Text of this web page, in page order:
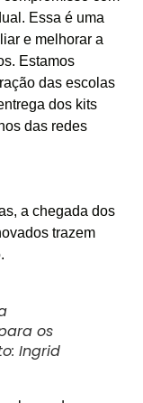
Essa é uma
e melhorar a
Estamos
das escolas
dos kits
das redes
a chegada dos
trazem
os
Ingrid